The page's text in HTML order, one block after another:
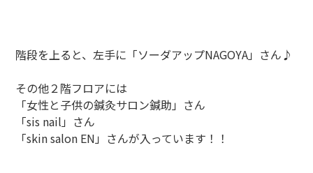
階段を上ると、左手に「ソーダアップNAGOYA」さん♪
その他２階フロアには
「女性と子供の鍼灸サロン鍼助」さん
「sis nail」さん
「skin salon EN」さんが入っています！！